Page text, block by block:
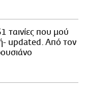
ταινίες που μού
updated. Aπό τον